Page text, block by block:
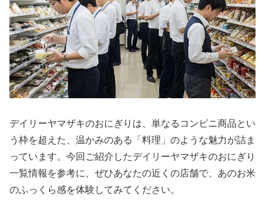
デイリーヤマザキのおにぎりは、単なるコンビニ商品とい
う枠を超えた、温かみのある「料理」のような魅力が詰ま
っています。今回ご紹介したデイリーヤマザキのおにぎり
一覧情報を参考に、ぜひあなたの近くの店舗で、あのお米
のふっくら感を体験してみてください。